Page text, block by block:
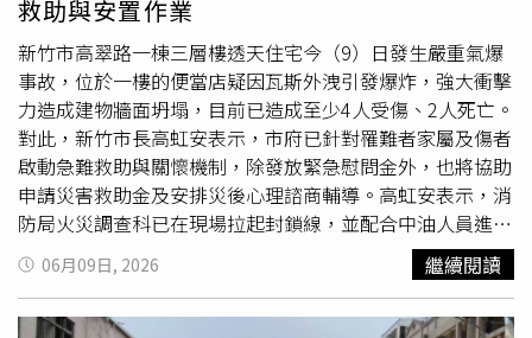
救助與安置作業
新竹市高翠路一棟三層樓透天住宅今（9）日發生嚴重氣爆
事故，位於一樓的便當店疑因瓦斯外洩引發爆炸，強大衝擊
力造成建物牆面坍塌，目前已造成至少4人受傷、2人死亡。
對此，新竹市長高虹安表示，市府已針對罹難者家屬及傷者
啟動急難救助與關懷機制，除發放緊急慰問金外，也將協助
申請災害救助金及安排災後心理諮商輔導。高虹安表示，消
防局火災調查科已在現場拉起封鎖線，並配合中油人員進行
火場鑑定與採證，全力釐清瓦斯氣爆的確切原因；同時也將
針對周邊住戶進行安全檢測，避免二次災害發生。針對罹難
者及傷者的安置機制，高虹安指出，民政處持續關懷受傷市
06月09日, 2026 繼續閱讀